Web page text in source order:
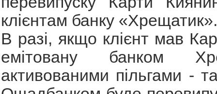
клієнтам банку «Хрещатик».
В разі, якщо клієнт мав
емітовану банком
активованими пільгами -